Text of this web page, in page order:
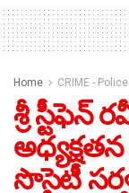
Home CRIME -
శ్రీ స్టీఫెన్
సొసైటీ